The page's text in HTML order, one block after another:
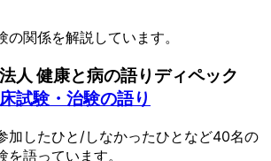
関係を解説しています。
人 健康と病の語りディペック
試験・治験の語り
加したひと/しなかったひとなど40名の
語っています。